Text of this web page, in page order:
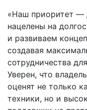
«Наш приоритет —
нацелены на
и развиваем
создавая
сотрудничества
Уверен, что
оценят не только
техники, но и